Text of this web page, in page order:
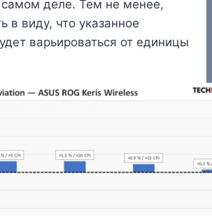
самом деле. Тем не менее,
в виду, что указанное
варьироваться от единицы